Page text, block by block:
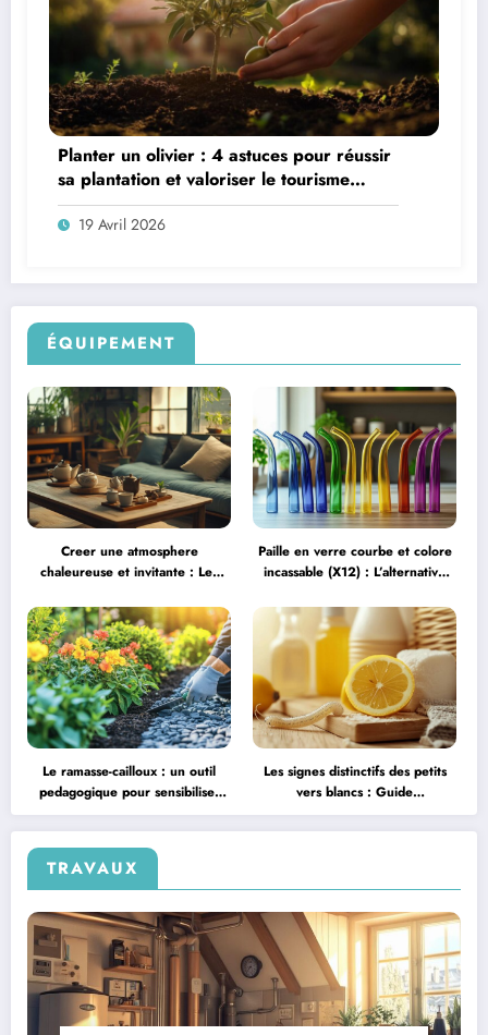
ÉQUIPEMENT
Creer une atmosphere
chaleureuse et invitante : Les
salon de the cosy
Paille en verre courbe et colore
incassable (X12) : L’alternative
jetables
Le ramasse-cailloux : un outil
pedagogique pour sensibiliser
les enfants a la nature
Les signes distinctifs des petits
vers blancs : Guide
d’identification et traitement
TRAVAUX
Planter un olivier : 4 astuces pour réussir
sa plantation et valoriser le tourisme
oléicole
19 Avril 2026